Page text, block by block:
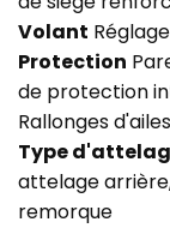
Volant
Protection
de protection
Rallonges
Type
attelage
remorque